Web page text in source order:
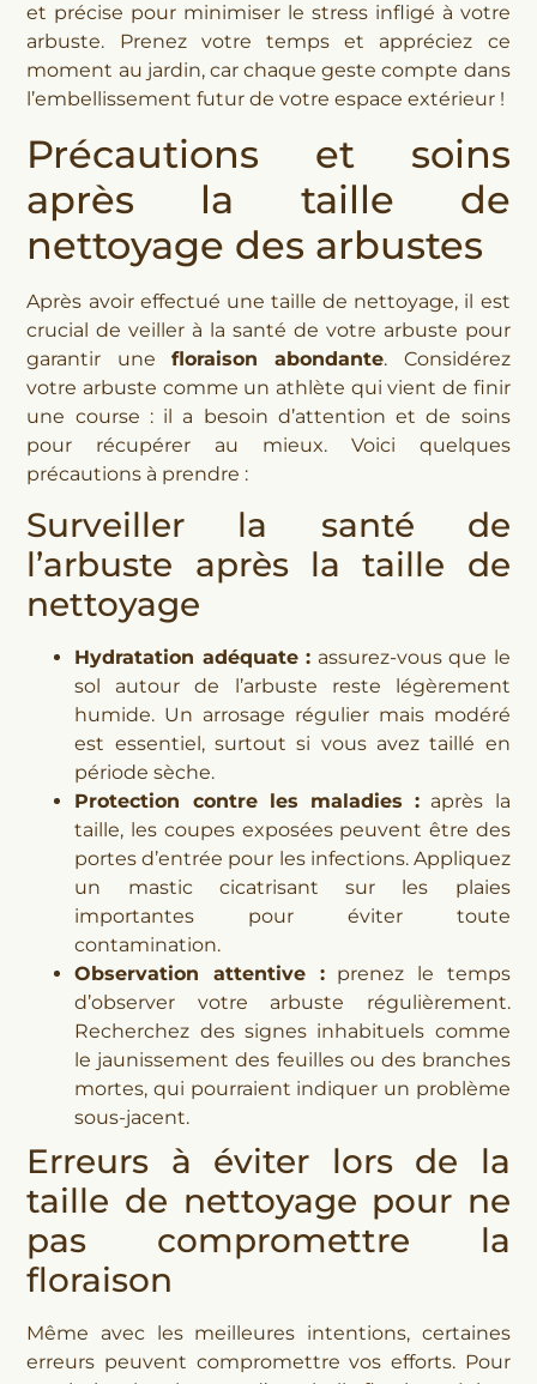
et précise pour minimiser le stress infligé à votre
arbuste. Prenez votre temps et appréciez ce
moment au jardin, car chaque geste compte dans
l’embellissement futur de votre espace extérieur !
Précautions et soins
après la taille de
nettoyage des arbustes
Après avoir effectué une taille de nettoyage, il est
crucial de veiller à la santé de votre arbuste pour
garantir une floraison abondante. Considérez
votre arbuste comme un athlète qui vient de finir
une course : il a besoin d’attention et de soins
pour récupérer au mieux. Voici quelques
précautions à prendre :
Surveiller la santé de
l’arbuste après la taille de
nettoyage
Hydratation adéquate : assurez-vous que le
sol autour de l’arbuste reste légèrement
humide. Un arrosage régulier mais modéré
est essentiel, surtout si vous avez taillé en
période sèche.
Protection contre les maladies : après la
taille, les coupes exposées peuvent être des
portes d’entrée pour les infections. Appliquez
un mastic cicatrisant sur les plaies
importantes pour éviter toute
contamination.
Observation attentive :prenez le temps
d’observer votre arbuste régulièrement.
Recherchez des signes inhabituels comme
le jaunissement des feuilles ou des branches
mortes, qui pourraient indiquer un problème
sous-jacent.
Erreurs à éviter lors de la
taille de nettoyage pour ne
pas compromettre la
floraison
Même avec les meilleures intentions, certaines
erreurs peuvent compromettre vos efforts. Pour